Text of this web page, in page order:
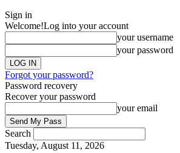
Sign in
Welcome!Log into your account
your username
your password
Forgot your password?
Password recovery
Recover your password
your email
Search
Tuesday, August 11, 2026